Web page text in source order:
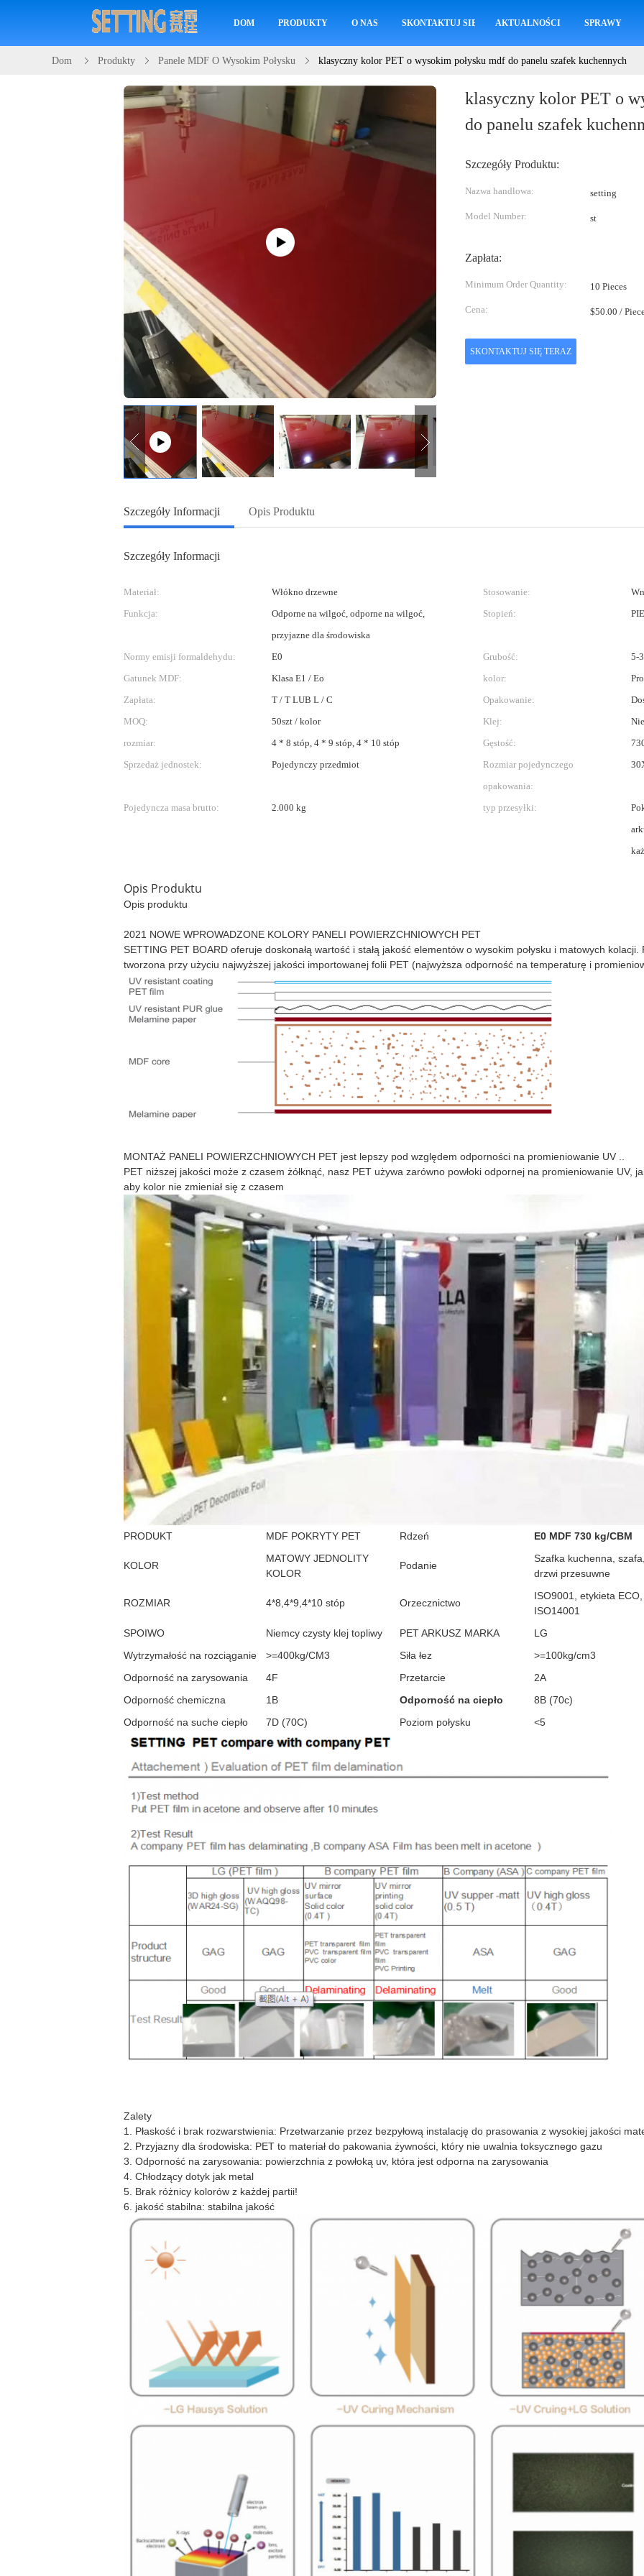
DOM PRODUKTY O NAS SKONTAKTUJ SIĘ Z NAMIAKTUALNOŚCI SPRAWY
Dom Produkty Panele MDF O Wysokim Połysku klasyczny kolor PET o wysokim połysku mdf do panelu szafek kuchennych
klasyczny kolor PET o
do panelu szafek
Szczegóły Produktu:
Nazwa handlowa: setting
Model Number: st
Zapłata:
Minimum Order Quantity: 10 Pieces
Cena: $50.00 /
SKONTAKTUJ SIĘ TERAZ
Szczegóły Informacji Opis Produktu
Szczegóły Informacji
Materiał: Włókno drzewne Stosowanie:
Funkcja:
Odporne na wilgoć, odporne na wilgoć,
przyjazne dla środowiska
Stopień:
Normy emisji formaldehydu: E0 Grubość:
5-
Gatunek MDF:
Klasa E1 / Eo kolor:
Zapłata:
T / T LUB L / C Opakowanie:
MOQ:
50szt / kolor Klej:
rozmiar:
4 * 8 stóp, 4 * 9 stóp, 4 * 10 stóp Gęstość:
Sprzedaż jednostek:
Pojedynczy przedmiot
Rozmiar pojedynczego
opakowania:
Pojedyncza masa brutto: 2.000 kg typ przesyłki:
Opis Produktu
Opis produktu
2021 NOWE WPROWADZONE KOLORY PANELI POWIERZCHNIOWYCH PET
SETTING PET BOARD oferuje doskonałą wartość i stałą jakość elementów o wysokim połysku i matowych
tworzona przy użyciu najwyższej jakości importowanej folii PET (najwyższa odporność na temperaturę i
MONTAŻ PANELI POWIERZCHNIOWYCH PET jest lepszy pod względem odporności na promieniowanie UV ..
PET niższej jakości może z czasem żółknąć, nasz PET używa zarówno powłoki odpornej na promieniowanie UV,
aby kolor nie zmieniał się z czasem
PRODUKT MDF POKRYTY PET Rdzeń E0 MDF 730 kg/CBM
KOLOR
MATOWY JEDNOLITY
KOLOR
Podanie
Szafka kuchenna,
drzwi przesuwne
ROZMIAR 4*8,4*9,4*10 stóp Orzecznictwo
ISO9001, etykieta ECO,
ISO14001
SPOIWO
Niemcy czysty klej topliwy PET ARKUSZ MARKA
LG
Wytrzymałość na rozciąganie
>=400kg/CM3 Siła łez
>=100kg/cm3
Odporność na zarysowania
4F Przetarcie
2A
Odporność chemiczna
1B Odporność na ciepło
8B (70c)
Odporność na suche ciepło
7D (70C) Poziom połysku <5
Zalety
1. Płaskość i brak rozwarstwienia: Przetwarzanie przez bezpyłową instalację do prasowania z wysokiej jakości
2. Przyjazny dla środowiska: PET to materiał do pakowania żywności, który nie uwalnia toksycznego gazu
3. Odporność na zarysowania: powierzchnia z powłoką uv, która jest odporna na zarysowania
4. Chłodzący dotyk jak metal
5. Brak różnicy kolorów z każdej partii!
6. jakość stabilna: stabilna jakość